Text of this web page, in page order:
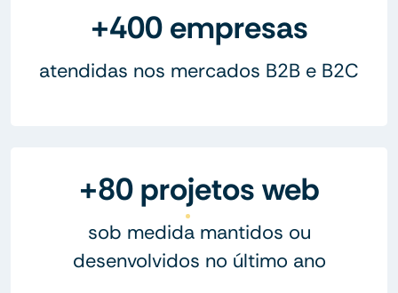
+400 empresas
atendidas nos mercados B2B e B2C
+80 projetos web
sob medida mantidos ou
desenvolvidos no último ano